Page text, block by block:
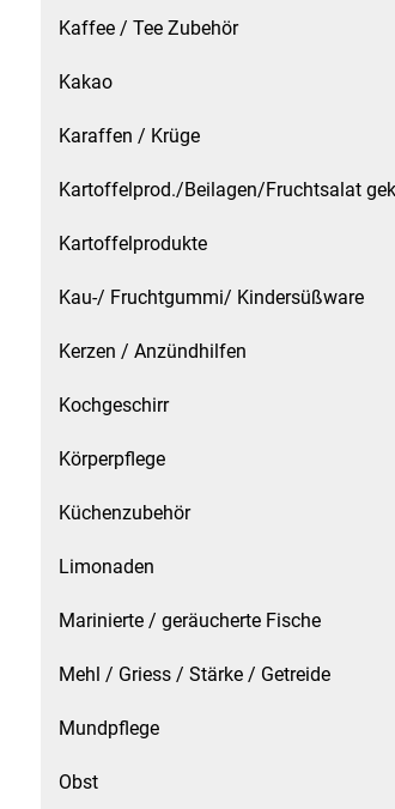
Kau-/ Fruchtgummi/ Kindersüßware
Kerzen / Anzündhilfen
Kochgeschirr
Körperpflege
Mehl / Griess / Stärke / Getreide
Mundpflege
Kaffee / Tee Zubehör
Kakao
Karaffen / Krüge
Kartoffelprod./Beilagen/Fruchtsalat
Kartoffelprodukte
Kau-/ Fruchtgummi/ Kindersüßware
Kerzen / Anzündhilfen
Kochgeschirr
Körperpflege
Küchenzubehör
Limonaden
Marinierte / geräucherte Fische
Mehl / Griess / Stärke / Getreide
Mundpflege
Obst